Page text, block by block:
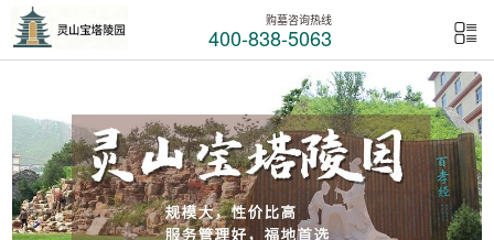
购墓咨询热线
400-838-5063